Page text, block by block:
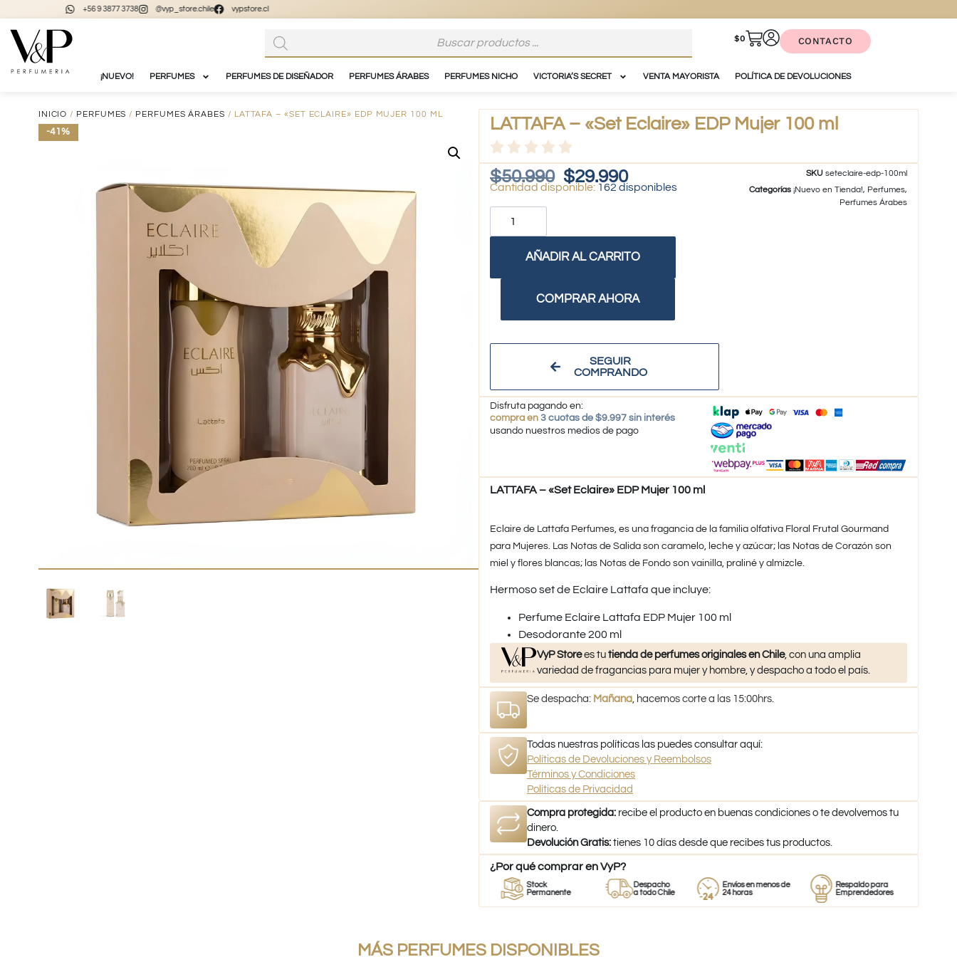
+56 9 3877 3738 @vyp_store.chile vypstore.cl
$0 CONTACTO
¡NUEVO! PERFUMES PERFUMES DE DISEÑADOR PERFUMES ÁRABES PERFUMES NICHO VICTORIA’S SECRET VENTA MAYORISTA POLÍTICA DE DEVOLUCIONES
INICIO / PERFUMES / PERFUMES ÁRABES / LATTAFA – «SET ECLAIRE» EDP MUJER 100 ML
-41% LATTAFA – «Set Eclaire» EDP Mujer 100 ml
$50.990 $29.990
162 disponibles
AÑADIR AL CARRITO
COMPRAR AHORA
SEGUIR
COMPRANDO
SKUseteclaire-edp-100ml
Categorías ¡Nuevo en Tienda!, Perfumes,
Perfumes Árabes
Disfruta pagando en:
compra en 3 cuotas de $9.997 sin interés
usando nuestros medios de pago
LATTAFA – «Set Eclaire» EDP Mujer 100 ml​
Eclaire de Lattafa Perfumes, es una fragancia de la familia olfativa Floral Frutal Gourmand
para Mujeres. Las Notas de Salida son caramelo, leche y azúcar; las Notas de Corazón son
miel y flores blancas; las Notas de Fondo son vainilla, praliné y almizcle.
Hermoso set de Eclaire Lattafa que incluye:
​Perfume Eclaire Lattafa EDP Mujer 100 ml
Desodorante 200 ml
VyP Storees tutienda de perfumes originales en Chile, con una amplia
variedad de fragancias para mujer y hombre, y despacho a todo el país.
Se despacha: Mañana , hacemos corte a las 15:00hrs.
Todas nuestras políticas las puedes consultar aquí:
Políticas de Devoluciones y Reembolsos
Términos y Condiciones
Políticas de Privacidad
Compra protegida: recibe el producto en buenas condiciones o te devolvemos tu
dinero.
Devolución Gratis: tienes 10 días desde que recibes tus productos.
¿Por qué comprar en VyP?
Stock
Permanente
Despacho
a todo Chile
Envíos en menos de
24 horas
Respaldo para
Emprendedores
MÁS PERFUMES DISPONIBLES